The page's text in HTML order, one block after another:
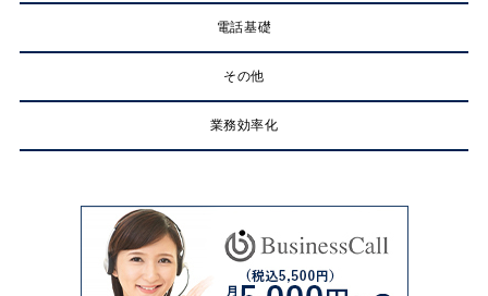
電話基礎
その他
業務効率化